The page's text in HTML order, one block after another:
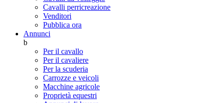
Cavalli perricreazione
Venditori
Pubblica ora
Annunci
b
Per il cavallo
Per il cavaliere
Per la scuderia
Carrozze e veicoli
Macchine agricole
Proprietà equestri